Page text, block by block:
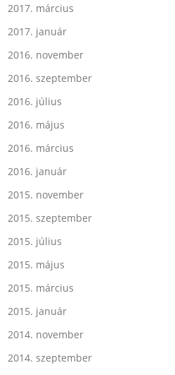
2017. március
2017. január
2016. november
2016. szeptember
2016. július
2016. május
2016. március
2016. január
2015. november
2015. szeptember
2015. július
2015. május
2015. március
2015. január
2014. november
2014. szeptember